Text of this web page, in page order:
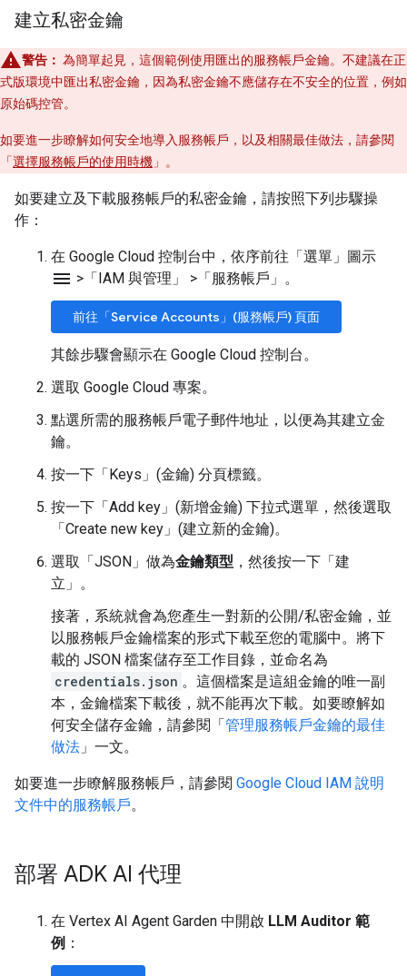
建立私密金鑰
警告： 為簡單起見，這個範例使用匯出的服務帳戶金鑰。不建議在正
式版環境中匯出私密金鑰，因為私密金鑰不應儲存在不安全的位置，例如
原始碼控管。
如要進一步瞭解如何安全地導入服務帳戶，以及相關最佳做法，請參閱
「選擇服務帳戶的使用時機 」。
如要建立及下載服務帳戶的私密金鑰，請按照下列步驟操
作：
在 Google Cloud 控制台中，依序前往「選單」圖示
menu > 「IAM 與管理」 > 「服務帳戶」 。
前往「Service Accounts」(服務帳戶) 頁面
其餘步驟會顯示在 Google Cloud 控制台。
選取 Google Cloud 專案。
點選所需的服務帳戶電子郵件地址，以便為其建立金
鑰。
按一下「Keys」(金鑰) 分頁標籤。
按一下「Add key」(新增金鑰) 下拉式選單，然後選取
「Create new key」(建立新的金鑰)。
選取「JSON」 做為金鑰類型 ，然後按一下「建
立」 。
接著，系統就會為您產生一對新的公開/私密金鑰，並
以服務帳戶金鑰檔案的形式下載至您的電腦中。將下
載的 JSON 檔案儲存至工作目錄，並命名為
credentials.json 。這個檔案是這組金鑰的唯一副
本，金鑰檔案下載後，就不能再次下載。如要瞭解如
何安全儲存金鑰，請參閱「 管理服務帳戶金鑰的最佳
做法 」一文。
如要進一步瞭解服務帳戶，請參閱 Google Cloud IAM 說明
文件中的服務帳戶。
部署 ADK AI 代理
在 Vertex AI Agent Garden 中開啟 LLM Auditor 範
例 ：